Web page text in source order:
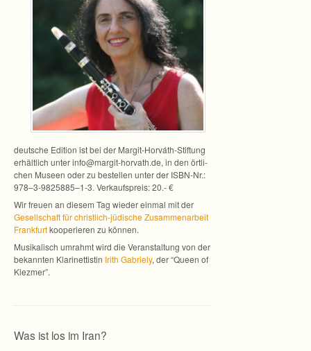
deut­sche Edi­tion ist bei der Margit-Horváth-Stiftung
erhält­lich unter info@margit-horvath.de, in den ört­li­
chen Museen oder zu bestel­len unter der ISBN-Nr.:
978–3-9825885–1-3. Ver­kaufs­preis: 20.- €
Wir freuen an die­sem Tag wie­der ein­mal mit der
Gesell­schaft für christlich-jüdische Zusam­men­ar­beit
Frank­furtkoope­rie­ren zu können.
Musi­ka­lisch umrahmt wird die Ver­an­stal­tung von der
bekann­ten Kla­ri­net­tis­tin Irith Gabri­ely, der “Queen of
Klezmer”.
Was ist los im Iran?